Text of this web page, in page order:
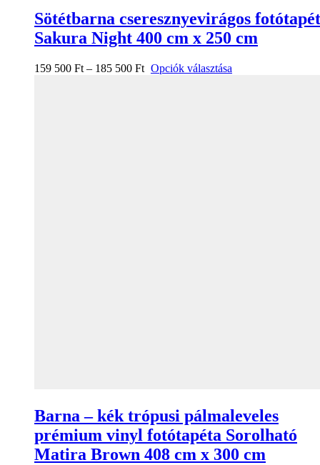
Sötétbarna cseresznyevirágos
Sakura Night 400 cm x 250 cm
159 500 Ft – 185 500 Ft Opciók választása
Barna – kék trópusi pálmaleveles
prémium vinyl fotótapéta Sorolható
Matira Brown 408 cm x 300 cm